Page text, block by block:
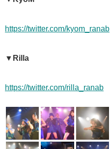
https://twitter.com/kyom_ranab
▼Rilla
https://twitter.com/rilla_ranab